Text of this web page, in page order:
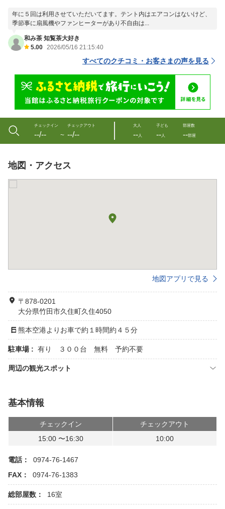
年に５回は利用させていただいてます。テント内はエアコンはないけど、
季節事に扇風機やファンヒーターがあり不自由は...
和み茶 知覧茶大好き
5.00 2026/05/16 21:15:40
すべてのクチコミ・お客さまの声を見る
チェックイン
--/-- 〜
チェックアウト
--/--
大人
--人
子ども
--人
部屋数
--部屋
地図・アクセス
地図アプリで見る
〒878-0201
大分県竹田市久住町久住4050
熊本空港よりお車で約１時間約４５分
駐車場 : 有り ３００台 無料 予約不要
周辺の観光スポット
基本情報
チェックイン
チェックアウト
15:00 〜16:30
10:00
電話：
0974-76-1467
FAX：
0974-76-1383
総部屋数： 16室